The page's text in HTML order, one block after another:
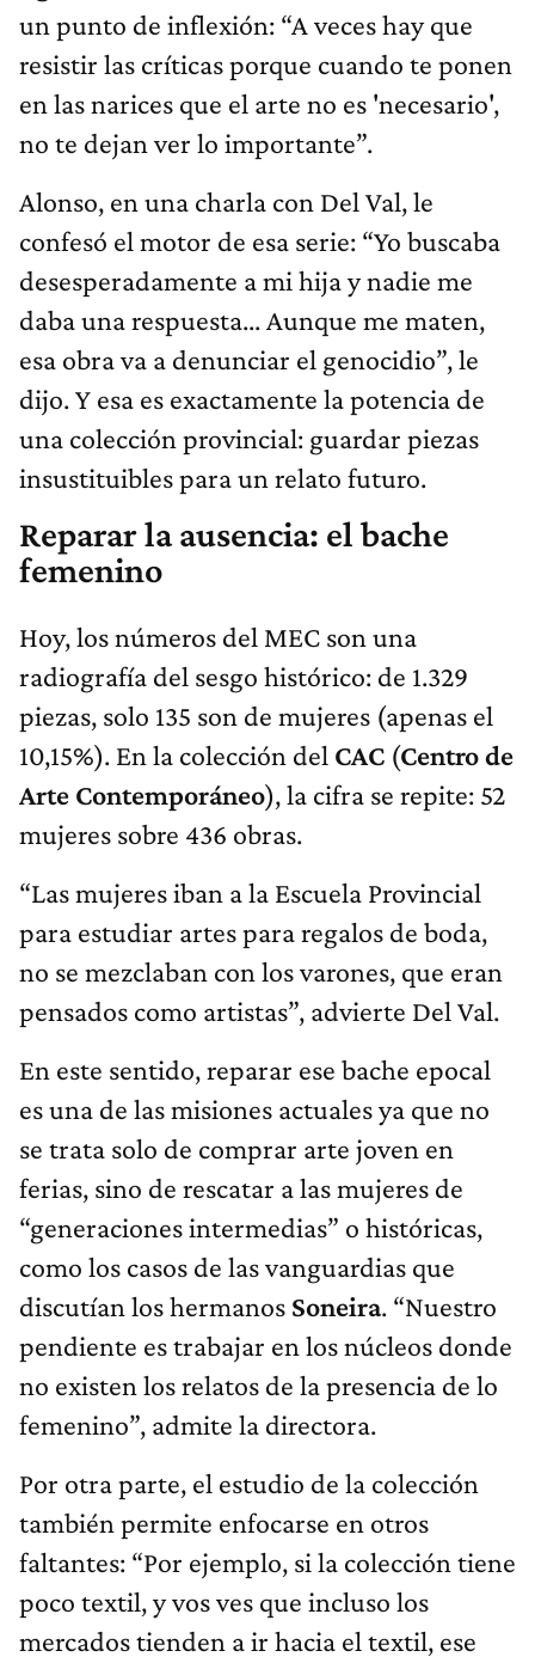
un punto de inflexión: “A veces hay que
resistir las críticas porque cuando te ponen
en las narices que el arte no es 'necesario',
no te dejan ver lo importante”.
Alonso, en una charla con Del Val, le
confesó el motor de esa serie: “Yo buscaba
desesperadamente a mi hija y nadie me
daba una respuesta... Aunque me maten,
esa obra va a denunciar el genocidio”, le
dijo. Y esa es exactamente la potencia de
una colección provincial: guardar piezas
insustituibles para un relato futuro.
Reparar la ausencia: el bache
femenino
Hoy, los números del MEC son una
radiografía del sesgo histórico: de 1.329
piezas, solo 135 son de mujeres (apenas el
10,15%). En la colección del CAC (Centro de
Arte Contemporáneo), la cifra se repite: 52
mujeres sobre 436 obras.
“Las mujeres iban a la Escuela Provincial
para estudiar artes para regalos de boda,
no se mezclaban con los varones, que eran
pensados como artistas”, advierte Del Val.
En este sentido, reparar ese bache epocal
es una de las misiones actuales ya que no
se trata solo de comprar arte joven en
ferias, sino de rescatar a las mujeres de
“generaciones intermedias” o históricas,
como los casos de las vanguardias que
discutían los hermanos Soneira. “Nuestro
pendiente es trabajar en los núcleos donde
no existen los relatos de la presencia de lo
femenino”, admite la directora.
Por otra parte, el estudio de la colección
también permite enfocarse en otros
faltantes: “Por ejemplo, si la colección tiene
poco textil, y vos ves que incluso los
mercados tienden a ir hacia el textil, ese